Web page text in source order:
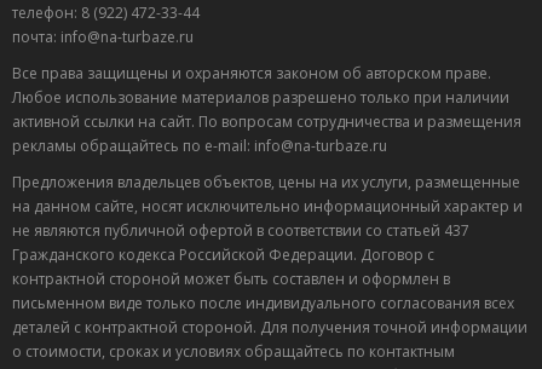
телефон: 8 (922) 472-33-44
почта: info@na-turbaze.ru
Все права защищены и охраняются законом об авторском праве.
Любое использование материалов разрешено только при наличии
активной ссылки на сайт. По вопросам сотрудничества и размещения
рекламы обращайтесь по e-mail: info@na-turbaze.ru
Предложения владельцев объектов, цены на их услуги, размещенные
на данном сайте, носят исключительно информационный характер и
не являются публичной офертой в соответствии со статьей 437
Гражданского кодекса Российской Федерации. Договор с
контрактной стороной может быть составлен и оформлен в
письменном виде только после индивидуального согласования всех
деталей с контрактной стороной. Для получения точной информации
о стоимости, сроках и условиях обращайтесь по контактным